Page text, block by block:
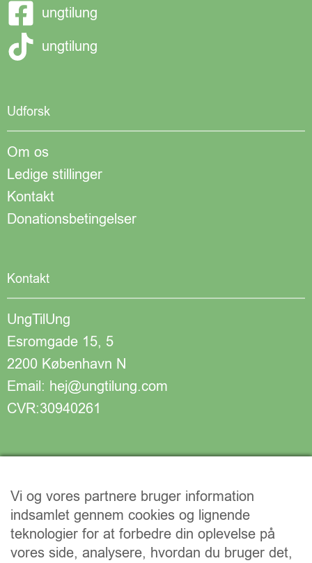
ungtilung
ungtilung
Udforsk
Om os
Ledige stillinger
Kontakt
Donationsbetingelser
Kontakt
UngTilUng
Esromgade 15, 5
2200 København N
Email: hej@ungtilung.com
CVR:30940261
Vi og vores partnere bruger information
indsamlet gennem cookies og lignende
teknologier for at forbedre din oplevelse på
vores side, analysere, hvordan du bruger det,